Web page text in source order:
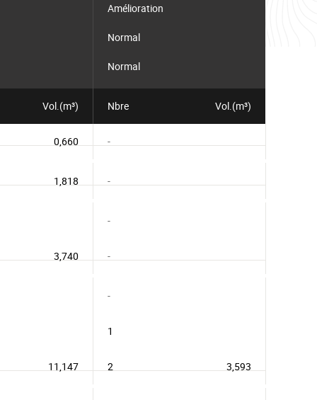
Amélioration
Normal
Normal
Vol.(m³) Nbre Vol.(m³)
-
0,660
-
1,818
-
-
3,740
-
1
2
11,147 3,593